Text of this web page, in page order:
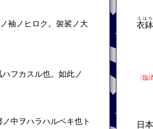
袖ノヒロク。袈裟ノ大
フカスル也。如此ノ
ノ中ヲハラハルベキ也ト
衣鉢
えはち
〈臨
日